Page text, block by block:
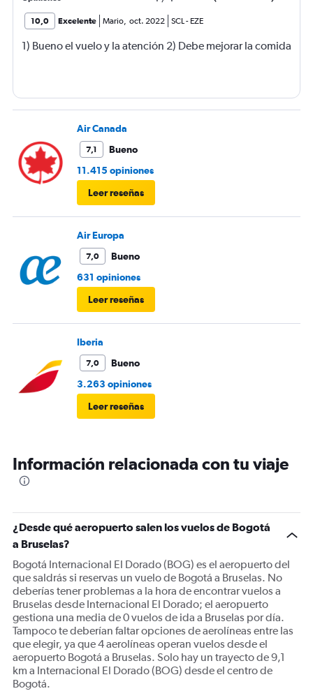
10,0 Excelente Mario, oct. 2022 SCL- EZE
1) Bueno el vuelo y la atención 2) Debe mejorar la comida
Air Canada
7,1
Bueno
11.415 opiniones
Leer reseñas
Air Europa
7,0
Bueno
631 opiniones
Leer reseñas
Iberia
7,0
Bueno
3.263 opiniones
Leer reseñas
Información relacionada con tu viaje
¿Desde qué aeropuerto salen los vuelos de Bogotá
a Bruselas?
Bogotá Internacional El Dorado (BOG) es el aeropuerto del
que saldrás si reservas un vuelo de Bogotá a Bruselas. No
deberías tener problemas a la hora de encontrar vuelos a
Bruselas desde Internacional El Dorado; el aeropuerto
gestiona una media de 0 vuelos de ida a Bruselas por día.
Tampoco te deberían faltar opciones de aerolíneas entre las
que elegir, ya que 4 aerolíneas operan vuelos desde el
aeropuerto Bogotá a Bruselas. Solo hay un trayecto de 9,1
km a Internacional El Dorado (BOG) desde el centro de
Bogotá.